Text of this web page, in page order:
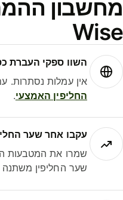
השוו ספקי העברת
אין עמלות נסתרות. עם Wise תמיד תקבלו את
החליפין האמצעי.
עקבו אחר שער
שמרו את המטבעות
שער החליפין משתנה